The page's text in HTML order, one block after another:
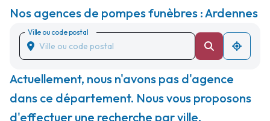
Nos agences de pompes funèbres : Ardennes
Ville ou code postal
Actuellement, nous n'avons pas d'agence
dans ce département. Nous vous proposons
d'effectuer une recherche par ville.